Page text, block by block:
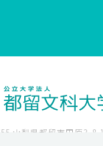
山梨県都留市田原3-8-1